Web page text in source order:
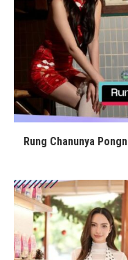
Rung Chanunya